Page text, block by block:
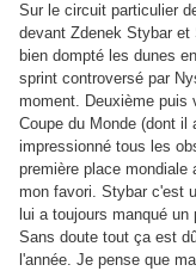
Sur le circuit particulier
devant Zdenek Stybar
bien dompté les dunes
sprint controversé par
moment. Deuxième puis
Coupe du Monde (dont il
impressionné tous les
première place
mon favori. Stybar c'est
lui a toujours manqué
Sans doute tout ça est
l'année. Je pense que